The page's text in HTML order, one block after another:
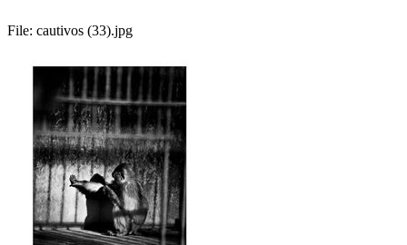
File: cautivos (33).jpg